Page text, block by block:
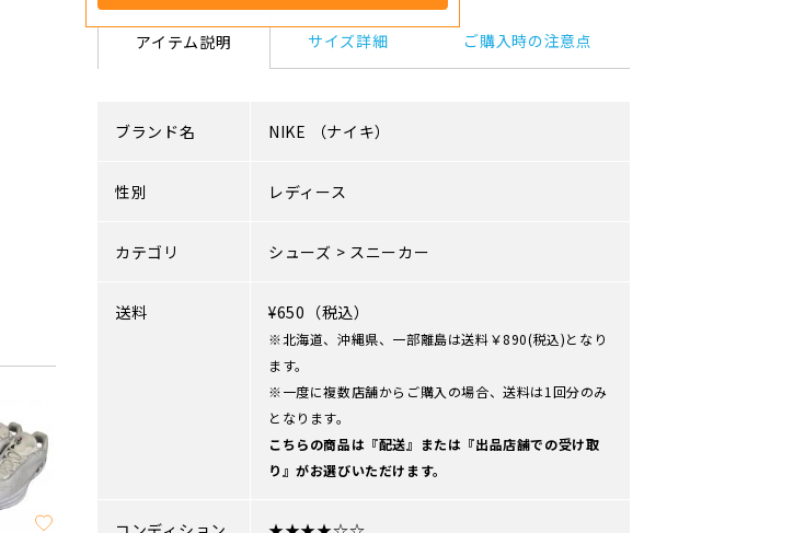
アイテム説明 サイズ詳細 ご購入時の注意点
ブランド名 NIKE （ナイキ）
性別 レディース
カテゴリ シューズ > スニーカー
送料 ¥650（税込）
※北海道、沖縄県、一部離島は送料￥890(税込)となり
ます。
※一度に複数店舗からご購入の場合、送料は1回分のみ
となります。
こちらの商品は『配送』または『出品店舗での受け取
り』がお選びいただけます。